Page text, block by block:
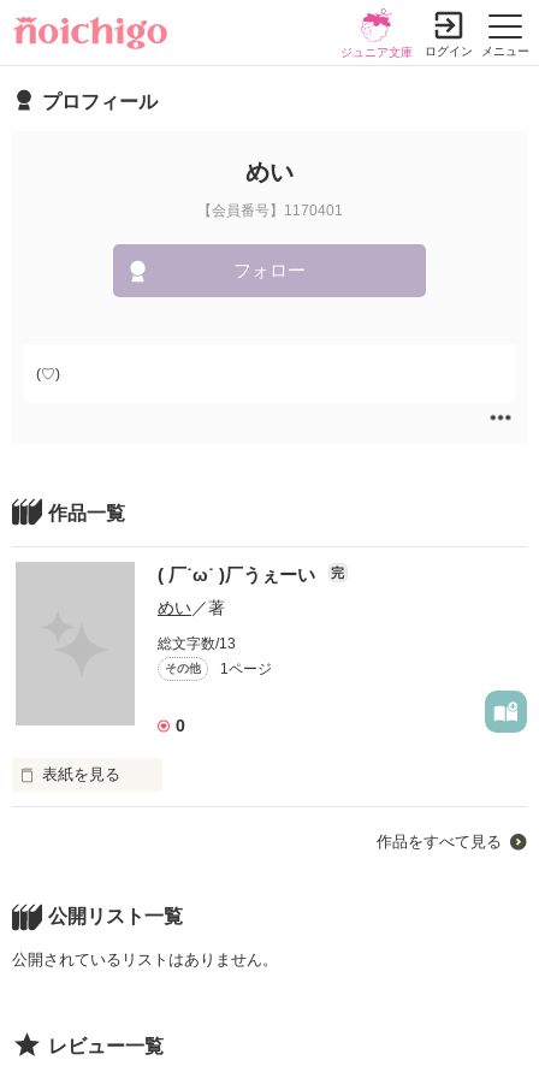
メニュー
ジュニア文庫 ログイン
プロフィール
めい
【会員番号】1170401
フォロー
(♡)
作品一覧
( 厂˙ω˙ )厂うぇーい 完
めい／著
総文字数/13
その他 1ページ
0
表紙を見る
作品をすべて見る
公開リスト一覧
公開されているリストはありません。
レビュー一覧